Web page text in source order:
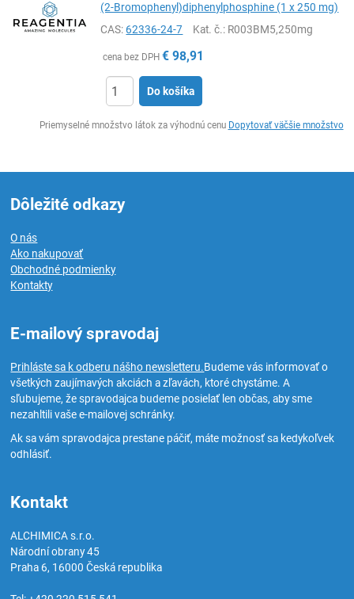
(2-Bromophenyl)diphenylphosphine (1 x 250 mg)
CAS:62336-24-7 Kat. č.: R003BM5,250mg
cena bez DPH € 98,91
Do košíka
Priemyselné množstvo látok za výhodnú cenu Dopytovať väčšie množstvo
Dôležité odkazy
O nás
Ako nakupovať
Obchodné podmienky
Kontakty
E-mailový spravodaj
Prihláste sa k odberu nášho newsletteru.Budeme vás informovať o
všetkých zaujímavých akciách a zľavách, ktoré chystáme. A
sľubujeme, že spravodajca budeme posielať len občas, aby sme
nezahltili vaše e-mailovej schránky.
Ak sa vám spravodajca prestane páčiť, máte možnosť sa kedykoľvek
odhlásiť.
Kontakt
ALCHIMICA s.r.o.
Národní obrany 45
Praha 6, 16000Česká republika